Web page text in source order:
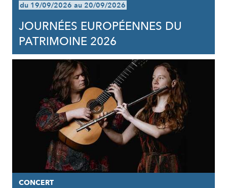
du 19/09/2026 au 20/09/2026
JOURNÉES EUROPÉENNES DU
PATRIMOINE 2026
CONCERT